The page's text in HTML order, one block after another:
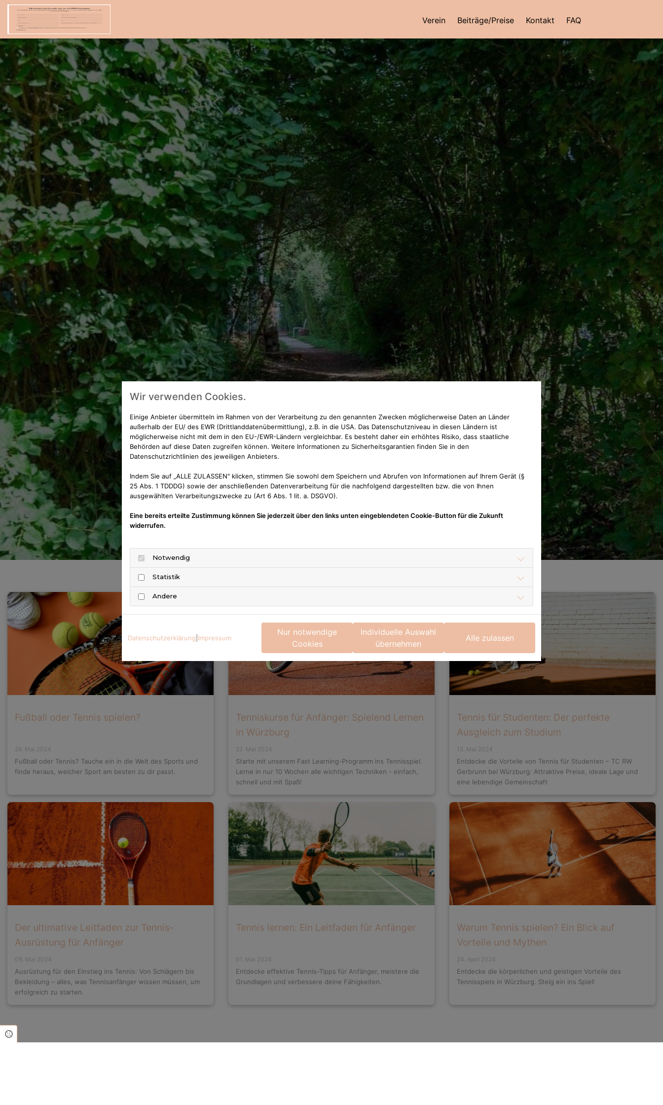
Verein Beiträge/Preise Kontakt FAQ
Neuigkeiten
Fußball oder Tennis spielen?
29. Mai 2024
Fußball oder Tennis? Tauche ein in die Welt des Sports und
finde heraus, welcher Sport am besten zu dir passt.
Tenniskurse für Anfänger: Spielend Lernen
in Würzburg
22. Mai 2024
Starte mit unserem Fast Learning-Programm ins Tennisspiel.
Lerne in nur 10 Wochen alle wichtigen Techniken - einfach,
schnell und mit Spaß!
Tennis für Studenten: Der perfekte
Ausgleich zum Studium
15. Mai 2024
Entdecke die Vorteile von Tennis für Studenten – TC RW
Gerbrunn bei Würzburg: Attraktive Preise, ideale Lage und
eine lebendige Gemeinschaft
Der ultimative Leitfaden zur Tennis-
Ausrüstung für Anfänger
08. Mai 2024
Ausrüstung für den Einstieg ins Tennis: Von Schlägern bis
Bekleidung – alles, was Tennisanfänger wissen müssen, um
erfolgreich zu starten.
Tennis lernen: Ein Leitfaden für Anfänger
01. Mai 2024
Entdecke effektive Tennis-Tipps für Anfänger, meistere die
Grundlagen und verbessere deine Fähigkeiten.
Warum Tennis spielen? Ein Blick auf
Vorteile und Mythen
24. April 2024
Entdecke die körperlichen und geistigen Vorteile des
Tennisspiels in Würzburg. Steig ein ins Spiel!
Wir verwenden Cookies.
Einige Anbieter übermitteln im Rahmen von der Verarbeitung zu den genannten Zwecken möglicherweise Daten an Länder
außerhalb der EU/ des EWR (Drittlanddatenübermittlung), z.B. in die USA. Das Datenschutzniveau in diesen Ländern ist
möglicherweise nicht mit dem in den EU-/EWR-Ländern vergleichbar. Es besteht daher ein erhöhtes Risiko, dass staatliche
Behörden auf diese Daten zugreifen können. Weitere Informationen zu Sicherheitsgarantien finden Sie in den
Datenschutzrichtlinien des jeweiligen Anbieters.
Indem Sie auf „ALLE ZULASSEN" klicken, stimmen Sie sowohl dem Speichern und Abrufen von Informationen auf Ihrem Gerät (§
25 Abs. 1 TDDDG) sowie der anschließenden Datenverarbeitung für die nachfolgend dargestellten bzw. die von Ihnen
ausgewählten Verarbeitungszwecke zu (Art 6 Abs. 1 lit. a. DSGVO).
Eine bereits erteilte Zustimmung können Sie jederzeit über den links unten eingeblendeten Cookie-Button für die Zukunft
widerrufen.
Notwendig
Statistik
Andere
Datenschutzerklärung Impressum
Nur notwendige
Cookies
Individuelle Auswahl
übernehmen
Alle zulassen